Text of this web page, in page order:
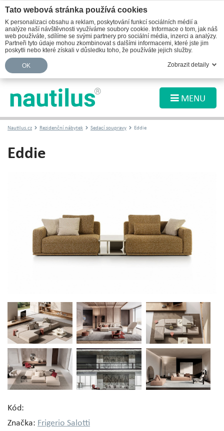
MENU
Nautilus.cz Rezidenční nábytek Sedací soupravy Eddie
Eddie
Kód:
Značka: Frigerio Salotti
Tato webová stránka používá cookies
K personalizaci obsahu a reklam, poskytování funkcí sociálních médií a
analýze naší návštěvnosti využíváme soubory cookie. Informace o tom, jak náš
web používáte, sdílíme se svými partnery pro sociální média, inzerci a analýzy.
Partneři tyto údaje mohou zkombinovat s dalšími informacemi, které jste jim
poskytli nebo které získali v důsledku toho, že používáte jejich služby.
OK Zobrazit detaily